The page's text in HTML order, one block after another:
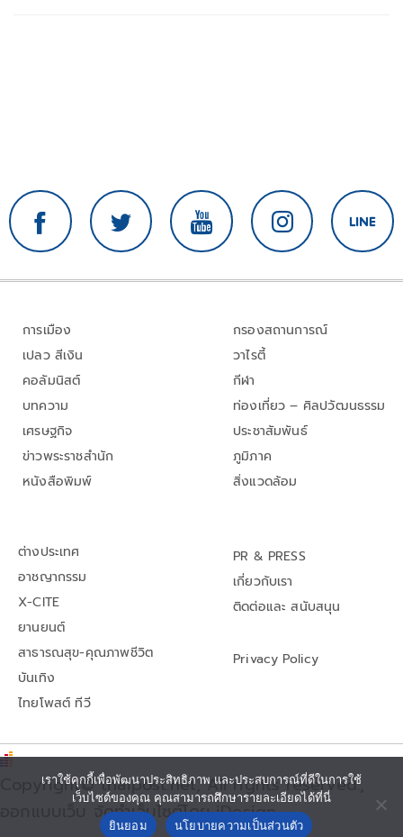
การเมือง
เปลว สีเงิน
คอลัมนิสต์
บทความ
เศรษฐกิจ
ข่าวพระราชสำนัก
หนังสือพิมพ์
กรองสถานการณ์
วาไรตี้
กีฬา
ท่องเที่ยว – ศิลปวัฒนธรรม
ประชาสัมพันธ์
ภูมิภาค
สิ่งแวดล้อม
ต่างประเทศ
อาชญากรรม
X-CITE
ยานยนต์
สาธารณสุข-คุณภาพชีวิต
บันเทิง
ไทยโพสต์ ทีวี
PR & PRESS
เกี่ยวกับเรา
ติดต่อและ สนับสนุน
Privacy Policy
Copyright© thaipost.net, All rights reserved.,
ออกแบบเว็บ จัดทำเว็บไซต์โดย iDesign
เราใช้คุกกี้เพื่อพัฒนาประสิทธิภาพ และประสบการณ์ที่ดีในการใช้
เว็บไซต์ของคุณ คุณสามารถศึกษารายละเอียดได้ที่นี่
ยินยอม
นโยบายความเป็นส่วนตัว